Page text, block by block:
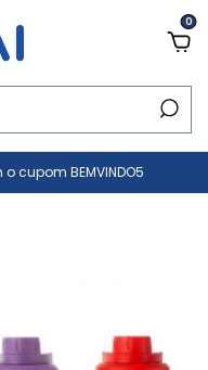
0
cupom BEMVINDO5